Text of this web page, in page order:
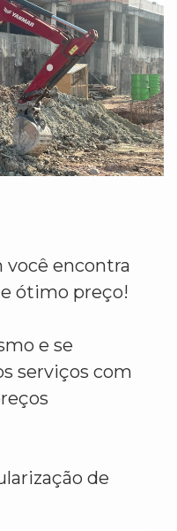
você encontra
ótimo preço!
e se
serviços com
de